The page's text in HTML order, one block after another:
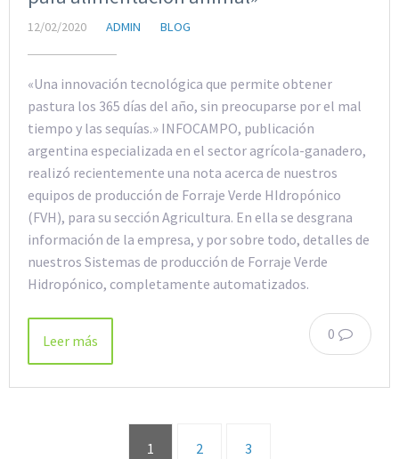
12/02/2020 ADMIN BLOG
«Una innovación tecnológica que permite obtener
pastura los 365 días del año, sin preocuparse por el mal
tiempo y las sequías.» INFOCAMPO, publicación
argentina especializada en el sector agrícola-ganadero,
realizó recientemente una nota acerca de nuestros
equipos de producción de Forraje Verde HIdropónico
(FVH), para su sección Agricultura. En ella se desgrana
información de la empresa, y por sobre todo, detalles de
nuestros Sistemas de producción de Forraje Verde
Hidropónico, completamente automatizados.
0
Leer más
1 2 3